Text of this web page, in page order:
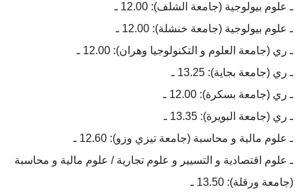
ـ علوم بيولوجية (جامعة الشلف): 12.00 ـ
ـ علوم بيولوجية (جامعة خنشلة): 12.00 ـ
ـ ري (جامعة العلوم و التكنولوجيا وهران): 12.00 ـ
ـ ري (جامعة بجاية): 13.25 ـ
ـ ري (جامعة بسكرة): 12.00 ـ
ـ ري (جامعة البويرة): 13.35 ـ
ـ علوم مالية و محاسبة (جامعة تيزي وزو): 12.60 ـ
ـ علوم اقتصادية و التسيير و علوم تجارية / علوم مالية و محاسبة
(جامعة ورقلة): 13.50 ـ